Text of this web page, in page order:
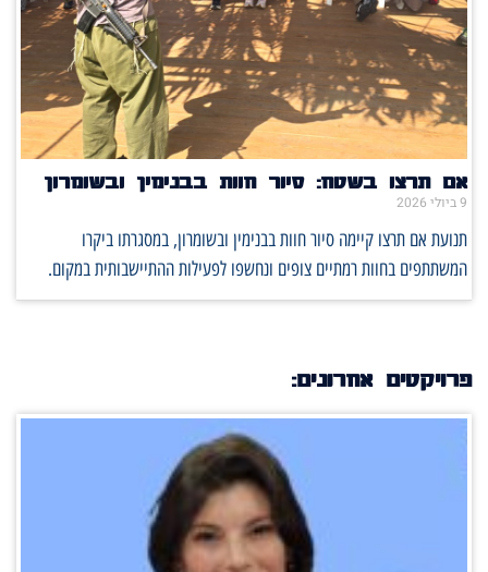
אם תרצו בשטח: סיור חוות בבנימין ובשומרון
9 ביולי 2026
תנועת אם תרצו קיימה סיור חוות בבנימין ובשומרון, במסגרתו ביקרו
המשתתפים בחוות רמתיים צופים ונחשפו לפעילות ההתיישבותית במקום.
פרויקטים אחרונים: